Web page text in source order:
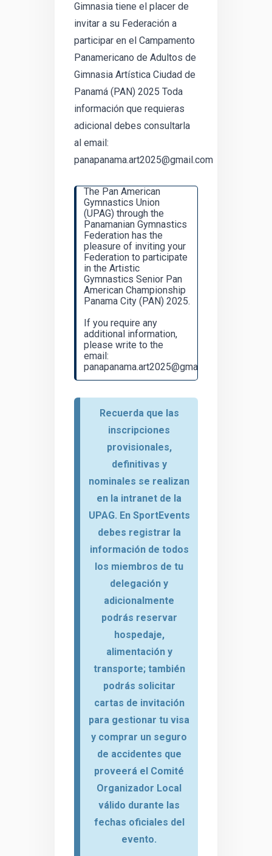
Gimnasia tiene el placer de
invitar a su Federación a
participar en el Campamento
Panamericano de Adultos de
Gimnasia Artística Ciudad de
Panamá (PAN) 2025 Toda
información que requieras
adicional debes consultarla
al email:
panapanama.art2025@gmail.com
The Pan American
Gymnastics Union
(UPAG) through the
Panamanian Gymnastics
Federation has the
pleasure of inviting your
Federation to participate
in the Artistic
Gymnastics Senior Pan
American Championship
Panama City (PAN) 2025.
If you require any
additional information,
please write to the
email:
panapanama.art2025@gmail.com
Recuerda que las
inscripciones
provisionales,
definitivas y
nominales se realizan
en la intranet de la
UPAG. En SportEvents
debes registrar la
información de todos
los miembros de tu
delegación y
adicionalmente
podrás reservar
hospedaje,
alimentación y
transporte; también
podrás solicitar
cartas de invitación
para gestionar tu visa
y comprar un seguro
de accidentes que
proveerá el Comité
Organizador Local
válido durante las
fechas oficiales del
evento.